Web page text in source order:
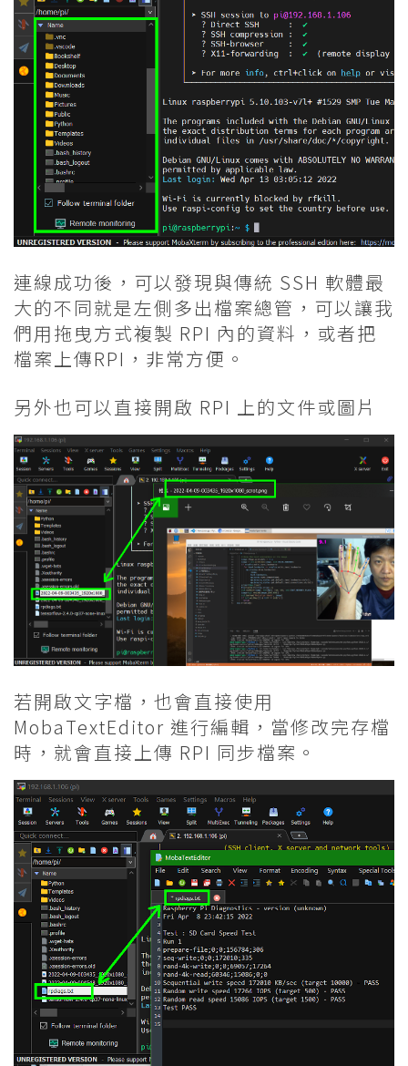
連線成功後，可以發現與傳統 SSH 軟體最
大的不同就是左側多出檔案總管，可以讓我
們用拖曳方式複製 RPI 內的資料，或者把
檔案上傳RPI，非常方便。
另外也可以直接開啟 RPI 上的文件或圖片
若開啟文字檔，也會直接使用
MobaTextEditor 進行編輯，當修改完存檔
時，就會直接上傳 RPI 同步檔案。